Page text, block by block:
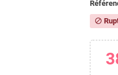
block